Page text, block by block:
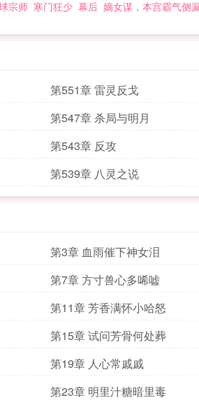
宗师 寒门狂少 幕后 嫡女谋，本宫霸气侧
第551章 雷灵反戈
第547章 杀局与明月
第543章 反攻
第539章 八灵之说
第3章 血雨催下神女泪
第7章 方寸兽心多唏嘘
第11章 芳香满怀小哈怒
第15章 试问芳骨何处葬
第19章 人心常戚戚
第23章 明里汁糖暗里毒